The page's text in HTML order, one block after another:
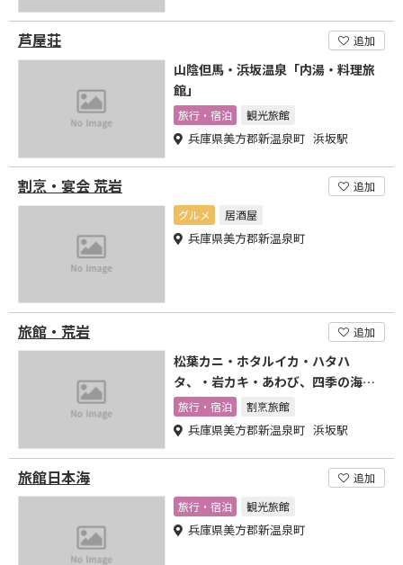
芦屋荘 追加
山陰但馬・浜坂温泉「内湯・料理旅
館」
旅行・宿泊 観光旅館
兵庫県美方郡新温泉町 浜坂駅
割烹・宴会 荒岩
追加
グルメ
居酒屋
兵庫県美方郡新温泉町
旅館・荒岩 追加
松葉カニ・ホタルイカ・ハタハ
タ、・岩カキ・あわび、四季の海鮮
料理が自慢
旅行・宿泊 割烹旅館
兵庫県美方郡新温泉町 浜坂駅
旅館日本海
追加
旅行・宿泊
観光旅館
兵庫県美方郡新温泉町